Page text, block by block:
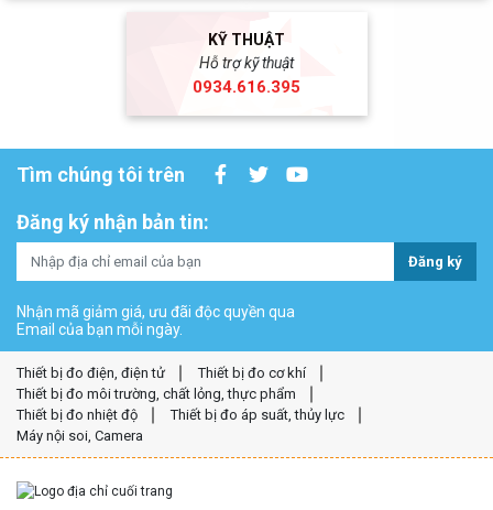
KỸ THUẬT
Hỗ trợ kỹ thuật
0934.616.395
Tìm chúng tôi trên
Đăng ký nhận bản tin:
Đăng ký
Nhận mã giảm giá, ưu đãi độc quyền qua
Email của bạn mỗi ngày.
Thiết bị đo điện, điện tử
Thiết bị đo cơ khí
Thiết bị đo môi trường, chất lỏng, thực phẩm
Thiết bị đo nhiệt độ
Thiết bị đo áp suất, thủy lực
Máy nội soi, Camera